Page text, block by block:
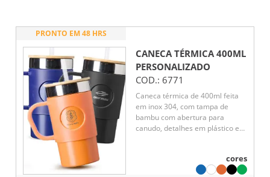
PRONTO EM 48 HRS
CANECA TÉRMICA 400ML
PERSONALIZADO
COD.: 6771
Caneca térmica de 400ml feita
em inox 304, com tampa de
bambu com abertura para
canudo, detalhes em plástico e
temperatura ideal, seja quente
cores